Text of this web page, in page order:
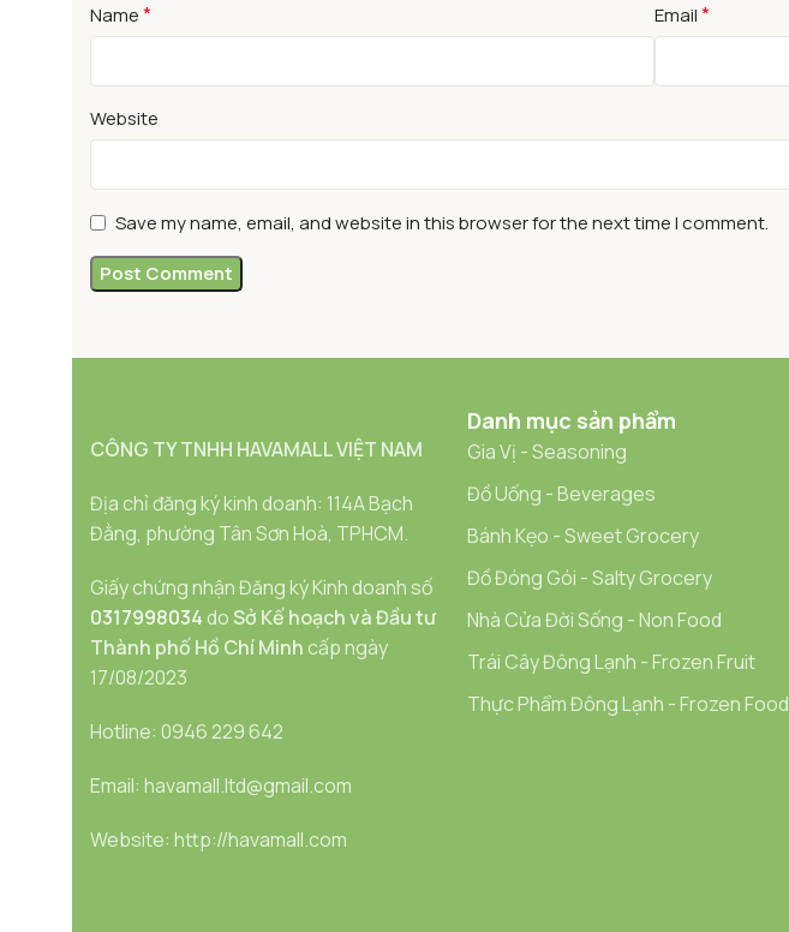
Name* Email*
Website
Save my name, email, and website in this browser for the next time I comment.
CÔNG TY TNHH HAVAMALL VIỆT NAM
Địa chỉ đăng ký kinh doanh: 114A Bạch
Đằng, phường Tân Sơn Hoà, TPHCM.
Giấy chứng nhận Đăng ký Kinh doanh số
0317998034 doSở Kế hoạch và Đầu tư
Thành phố Hồ Chí Minh cấp ngày
17/08/2023
Hotline: 0946 229 642
Email: havamall.ltd@gmail.com
Website: http://havamall.com
Danh mục sản phẩm
Gia Vị - Seasoning
Đồ Uống - Beverages
Bánh Kẹo - Sweet Grocery
Đồ Đóng Gói - Salty Grocery
Nhà Cửa Đời Sống - Non Food
Trái Cây Đông Lạnh - Frozen Fruit
Thực Phẩm Đông Lạnh - Frozen Food